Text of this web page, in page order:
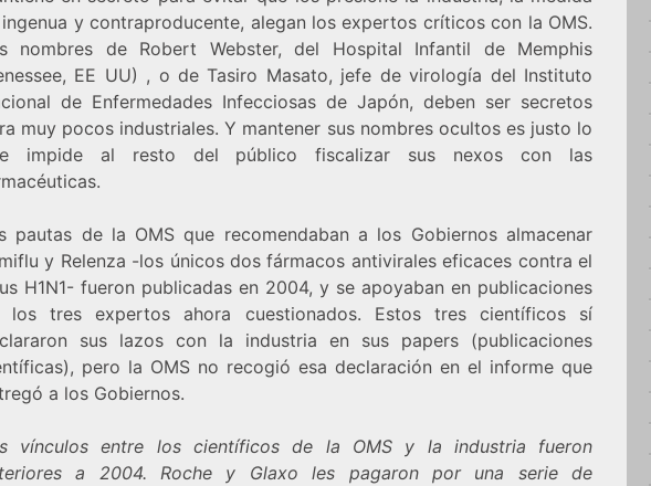
y contraproducente, alegan los expertos críticos con la OMS.
nombres de Robert Webster, del Hospital Infantil de Memphis
EE UU) , o de Tasiro Masato, jefe de virología del Instituto
de Enfermedades Infecciosas de Japón, deben ser secretos
muy pocos industriales. Y mantener sus nombres ocultos es justo lo
impide al resto del público fiscalizar sus nexos con las
pautas de la OMS que recomendaban a los Gobiernos almacenar
y Relenza -los únicos dos fármacos antivirales eficaces contra el
H1N1- fueron publicadas en 2004, y se apoyaban en publicaciones
los tres expertos ahora cuestionados. Estos tres científicos sí
sus lazos con la industria en sus papers (publicaciones
pero la OMS no recogió esa declaración en el informe que
a los Gobiernos.
vínculos entre los científicos de la OMS y la industria fueron
a 2004. Roche y Glaxo les pagaron por una serie de